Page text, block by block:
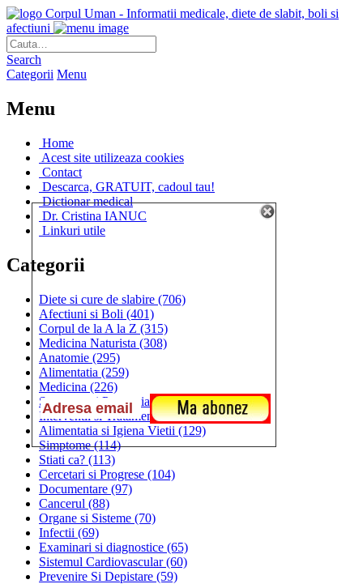
Corpul Uman - Informatii medicale, diete de slabit, boli si
afectiuni
Search
Categorii Menu
Menu
Home
Acest site utilizeaza cookies
Contact
Descarca, GRATUIT, cadoul tau!
Dictionar medical
Dr. Cristina IANUC
Linkuri utile
Categorii
Diete si cure de slabire (706)
Afectiuni si Boli (401)
Corpul de la A la Z (315)
Medicina Naturista (308)
Anatomie (295)
Alimentatia (259)
Medicina (226)
Sanatatea si Preventia(170)
Interventii si Tratamente(167)
Alimentatia si Igiena Vietii (129)
Simptome(114)
Stiati ca? (113)
Cercetari si Progrese (104)
Documentare (97)
Cancerul (88)
Organe si Sisteme (70)
Infectii (69)
Examinari si diagnostice (65)
Sistemul Cardiovascular(60)
Prevenire Si Depistare (59)